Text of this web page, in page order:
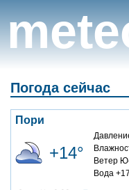
Погода сейчас
Пори
+14°
Ветер
Вода